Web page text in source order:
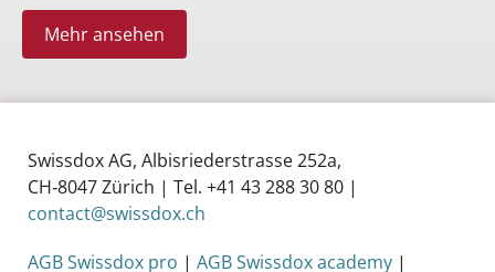
Mehr ansehen
Swissdox AG, Albisriederstrasse 252a,
CH‑8047 Zürich | Tel. +41 43 288 30 80 |
contact@swissdox.ch
AGB Swissdox pro | AGB Swissdox academy |